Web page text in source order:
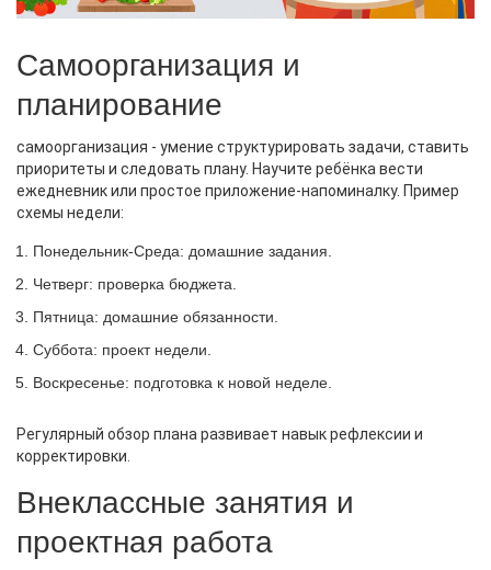
Самоорганизация и
планирование
самоорганизация - умение структурировать задачи, ставить
приоритеты и следовать плану. Научите ребёнка вести
ежедневник или простое приложение‑напоминалку. Пример
схемы недели:
Понедельник‑Среда: домашние задания.
Четверг: проверка бюджета.
Пятница: домашние обязанности.
Суббота: проект недели.
Воскресенье: подготовка к новой неделе.
Регулярный обзор плана развивает навык рефлексии и
корректировки.
Внеклассные занятия и
проектная работа